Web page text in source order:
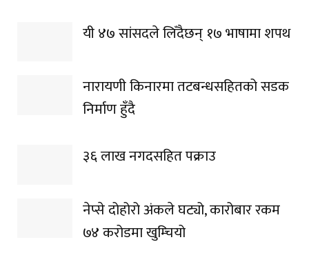
यी ४७ सांसदले लिँदैछन् १७ भाषामा शपथ
नारायणी किनारमा तटबन्धसहितको सडक
निर्माण हुँदै
३६ लाख नगदसहित पक्राउ
नेप्से दोहोरो अंकले घट्यो, कारोबार रकम
७४ करोडमा खुम्चियो